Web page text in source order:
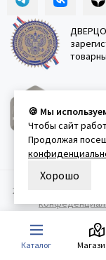
2011-2026 © Дверцов.
Каталог
🍪 Мы
Чтобы сайт
Продолжая
Хорошо